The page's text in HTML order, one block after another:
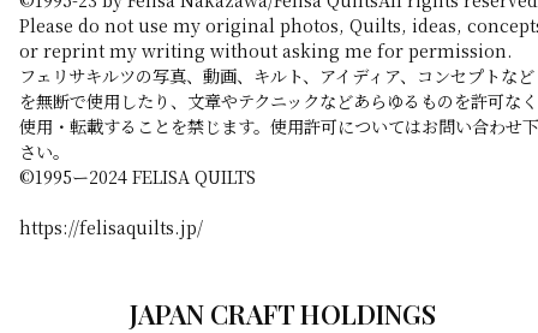
Please do not use my original photos, Quilts, ideas,
or reprint my writing without asking me for permission.
フェリサキルツの写真、動画、キルト、アイディア、コンセプトなど
を無断で使用したり、文章やテクニックなどあらゆるものを許可なく
使用・転載することを禁じます。使用許可についてはお問い合わせ下
さい。
©️1995ー2024 FELISA QUILTS
https://felisaquilts.jp/
JAPAN CRAFT HOLDINGS